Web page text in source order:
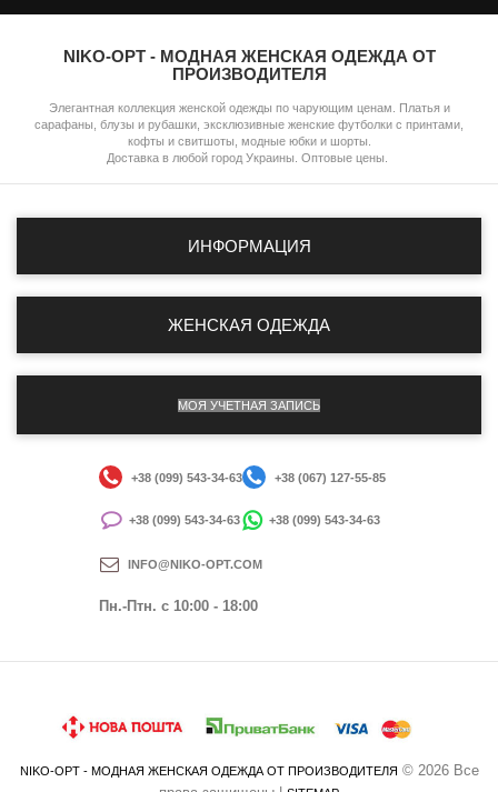
NIKO-OPT - МОДНАЯ ЖЕНСКАЯ ОДЕЖДА ОТ
ПРОИЗВОДИТЕЛЯ
Элегантная коллекция женской одежды по чарующим ценам. Платья и
сарафаны, блузы и рубашки, эксклюзивные женские футболки с принтами,
кофты и свитшоты, модные юбки и шорты.
Доставка в любой город Украины. Оптовые цены.
ИНФОРМАЦИЯ
ЖЕНСКАЯ ОДЕЖДА
МОЯ УЧЕТНАЯ ЗАПИСЬ
+38 (099) 543-34-63 +38 (067) 127-55-85
+38 (099) 543-34-63 +38 (099) 543-34-63
INFO@NIKO-OPT.COM
Пн.-Птн. c 10:00 - 18:00
NIKO-OPT - МОДНАЯ ЖЕНСКАЯ ОДЕЖДА ОТ ПРОИЗВОДИТЕЛЯ © 2026 Все